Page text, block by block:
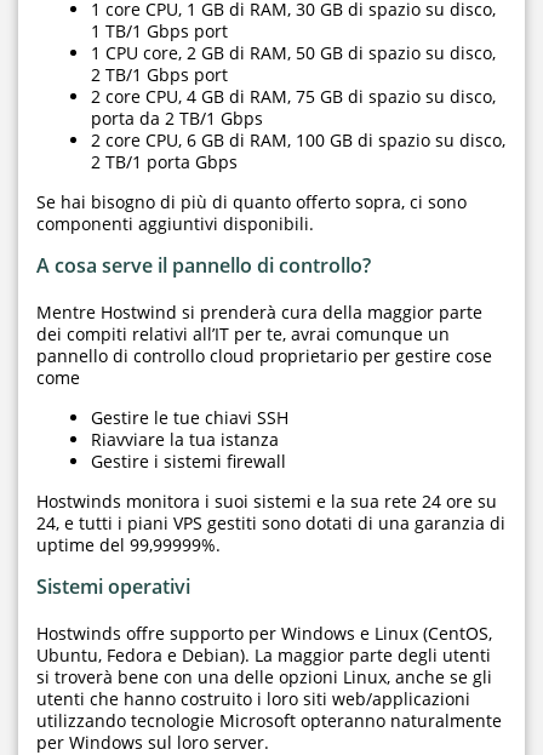
1 core CPU, 1 GB di RAM, 30 GB di spazio su disco,
1 TB/1 Gbps port
1 CPU core, 2 GB di RAM, 50 GB di spazio su disco,
2 TB/1 Gbps port
2 core CPU, 4 GB di RAM, 75 GB di spazio su disco,
porta da 2 TB/1 Gbps
2 core CPU, 6 GB di RAM, 100 GB di spazio su disco,
2 TB/1 porta Gbps
Se hai bisogno di più di quanto offerto sopra, ci sono
componenti aggiuntivi disponibili.
A cosa serve il pannello di controllo?
Mentre Hostwind si prenderà cura della maggior parte
dei compiti relativi all’IT per te, avrai comunque un
pannello di controllo cloud proprietario per gestire cose
come
Gestire le tue chiavi SSH
Riavviare la tua istanza
Gestire i sistemi firewall
Hostwinds monitora i suoi sistemi e la sua rete 24 ore su
24, e tutti i piani VPS gestiti sono dotati di una garanzia di
uptime del 99,99999%.
Sistemi operativi
Hostwinds offre supporto per Windows e Linux (CentOS,
Ubuntu, Fedora e Debian). La maggior parte degli utenti
si troverà bene con una delle opzioni Linux, anche se gli
utenti che hanno costruito i loro siti web/applicazioni
utilizzando tecnologie Microsoft opteranno naturalmente
per Windows sul loro server.